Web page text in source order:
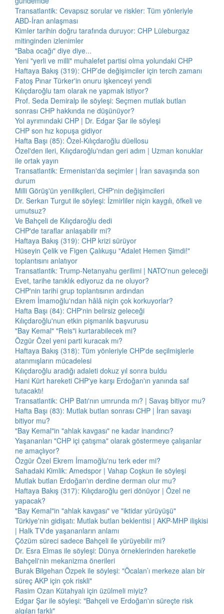
Transatlantik: Cevapsız sorular ve riskler: Tüm yönleriyle
ABD-İran anlaşması
Kimler tarihin doğru tarafında duruyor: CHP Lüleburgaz
mitinginden izlenimler
"Baba ocağı" diye diye...
Yeni "yerli ve milli" muhalefet partisi olma yolundaki CHP
Haftaya Bakış (319): CHP’de değişimciler için tercih zamanı
Fatoş Pınar Türker'in onuru işkenceyi yendi
Kılıçdaroğlu tam olarak ne yapmak istiyor?
Prof. Seda Demiralp ile söyleşi: Seçmen mutlak butlan
sonrası CHP hakkında ne düşünüyor?
Yol ayrımındaki CHP | Dr. Edgar Şar ile söyleşi
CHP son hız kopuşa gidiyor
Hafta Başı (85): Özel-Kılıçdaroğlu düellosu
Özel'den ileri, Kılıçdaroğlu'ndan geri adım | Uzman konuklar
ile ortak yayın
Transatlantik: Ermenistan'da seçimler | İran savaşında son
durum
Milli Görüş'ün yenilikçileri, CHP'nin değişimcileri
Dr. Serkan Turgut ile söyleşi: İzmirliler niçin kaygılı, öfkeli ve
umutsuz?
Ve Bahçeli de Kılıçdaroğlu dedi
CHP'de taraflar anlaşabilir mi?
Haftaya Bakış (319): CHP krizi sürüyor
Hüseyin Çelik ve Figen Çalıkuşu "Adalet Hemen Şimdi!"
toplantısını anlatıyor
Transatlantik: Trump-Netanyahu gerilimi | NATO'nun geleceği
Evet, tarihe tanıklık ediyoruz da ne oluyor?
CHP'nin tarihi grup toplantısının ardından
Ekrem İmamoğlu'ndan hâlâ niçin çok korkuyorlar?
Hafta Başı (84): CHP'nin belirsiz geleceği
Kılıçdaroğlu'nun etkin pişmanlık başvurusu
"Bay Kemal" "Reis"i kurtarabilecek mi?
Özgür Özel yeni parti kuracak mı?
Haftaya Bakış (318): Tüm yönleriyle CHP'de seçilmişlerle
atanmışların mücadelesi
Kılıçdaroğlu aradığı adaleti dokuz yıl sonra buldu
Hani Kürt hareketi CHP'ye karşı Erdoğan'ın yanında saf
tutacaktı!
Transatlantik: CHP Batı'nın umrunda mı? | Savaş bitiyor mu?
Hafta Başı (83): Mutlak butlan sonrası CHP | İran savaşı
bitiyor mu?
"Bay Kemal"in "ahlak kavgası" ne kadar inandırıcı?
Yaşananları "CHP içi çatışma" olarak göstermeye çalışanlar
ne amaçlıyor?
Özgür Özel Ekrem İmamoğlu'nu terk eder mi?
Sahadaki Kimlik: Amedspor | Vahap Coşkun ile söyleşi
Mutlak butlan Erdoğan'ın derdine derman olur mu?
Haftaya Bakış (317): Kılıçdaroğlu geri dönüyor | Özel ne
yapacak?
"Bay Kemal"in "ahlak kavgası" ve "iktidar yürüyüşü"
Türkiye'nin gidişatı: Mutlak butlan beklentisi | AKP-MHP ilişkisi
| Halk TV'de yaşananların anlamı
Çözüm süreci sadece Bahçeli ile yürüyebilir mi?
Dr. Esra Elmas ile söyleşi: Dünya örneklerinden hareketle
Bahçeli'nin mekanizma önerileri
Burak Bilgehan Özpek ile söyleşi: "Öcalan’ı merkeze alan bir
süreç AKP için çok riskli"
Rasim Ozan Kütahyalı için üzülmeli miyiz?
Edgar Şar ile söyleşi: "Bahçeli ve Erdoğan'ın süreçte risk
algıları farklı"